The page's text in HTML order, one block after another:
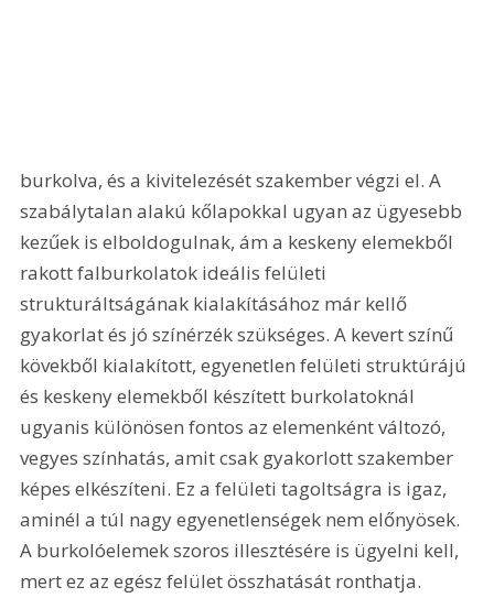
burkolva, és a kivitelezését szakember végzi el. A
szabálytalan alakú kőlapokkal ugyan az ügyesebb
kezűek is elboldogulnak, ám a keskeny elemekből
rakott falburkolatok ideális felületi
strukturáltságának kialakításához már kellő
gyakorlat és jó színérzék szükséges. A kevert színű
kövekből kialakított, egyenetlen felületi struktúrájú
és keskeny elemekből készített burkolatoknál
ugyanis különösen fontos az elemenként változó,
vegyes színhatás, amit csak gyakorlott szakember
képes elkészíteni. Ez a felületi tagoltságra is igaz,
aminél a túl nagy egyenetlenségek nem előnyösek.
A burkolóelemek szoros illesztésére is ügyelni kell,
mert ez az egész felület összhatását ronthatja.